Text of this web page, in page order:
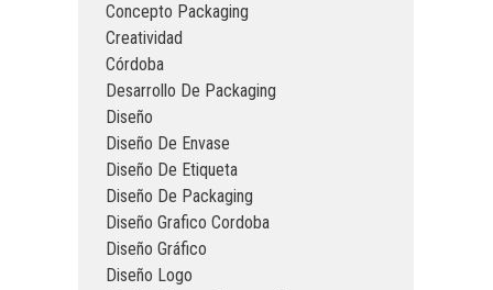
Concepto Packaging
Creatividad
Córdoba
Desarrollo De Packaging
Diseño
Diseño De Envase
Diseño De Etiqueta
Diseño De Packaging
Diseño Grafico Cordoba
Diseño Gráfico
Diseño Logo